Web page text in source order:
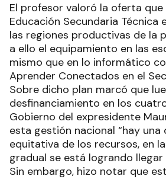
El profesor valoró la oferta que
Educación Secundaria Técnica
las regiones productivas de la
a ello el equipamiento en las
mismo que en lo informático
Aprender Conectados en el
Sobre dicho plan marcó que
desfinanciamiento en los
Gobierno del expresidente
esta gestión nacional “hay
equitativa de los recursos, en
gradual se está logrando llegar
Sin embargo, hizo notar que